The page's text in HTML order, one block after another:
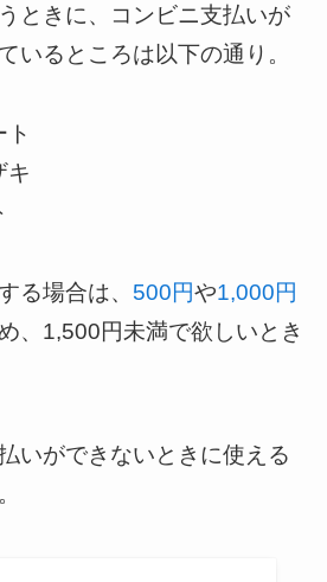
ときに、コンビニ支払いが
いるところは以下の通り。
ト
キ
る場合は、 500円や1,000円
、1,500円未満で欲しいとき
いができないときに使える